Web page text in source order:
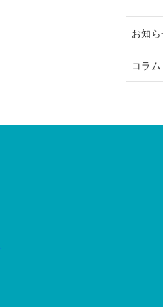
お知
コラム